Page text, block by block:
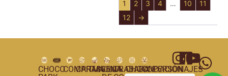
1 2 3 4 … 10
11
12
→
CHOCOCOMPRAS
CARTAGENA
TUNJA
VILLATRABAJA
CHOCOPERSONAJES
FUNDACIÓN